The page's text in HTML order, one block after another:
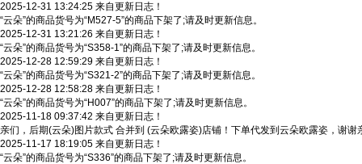
2025-12-31 13:24:25 来自更新日志！
“云朵”的商品货号为“M527-5”的商品下架了;请及时更新信息。
2025-12-31 13:21:26 来自更新日志！
“云朵”的商品货号为“S358-1”的商品下架了;请及时更新信息。
2025-12-28 12:59:29 来自更新日志！
“云朵”的商品货号为“S321-2”的商品下架了;请及时更新信息。
2025-12-28 12:58:28 来自更新日志！
“云朵”的商品货号为“H007”的商品下架了;请及时更新信息。
2025-11-18 09:37:42 来自更新日志！
亲们，后期(云朵)图片款式 合并到 (云朵欧露姿)店铺！下单代发到云朵欧露姿，谢谢
2025-11-17 18:19:05 来自更新日志！
“云朵”的商品货号为“S336”的商品下架了;请及时更新信息。